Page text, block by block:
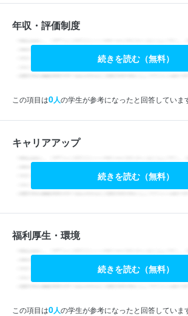
年収・評価制度
続きを読む（無料）
この項目は0人の学生が参考になったと回答していま
キャリアアップ
続きを読む（無料）
福利厚生・環境
続きを読む（無料）
この項目は0人の学生が参考になったと回答していま